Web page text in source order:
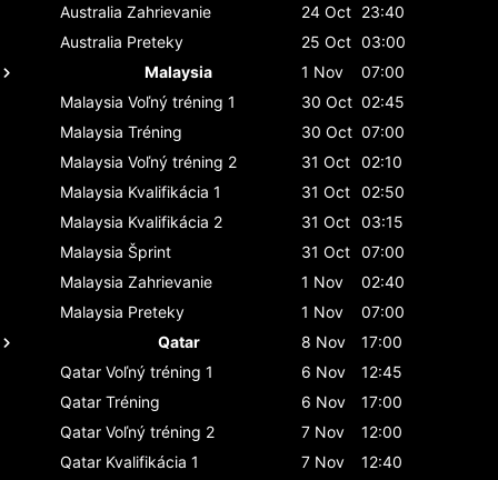
Australia Zahrievanie 24 Oct 23:40
Australia Preteky 25 Oct 03:00
Malaysia
1 Nov
07:00
Malaysia Voľný tréning 1 30 Oct 02:45
Malaysia Tréning 30 Oct 07:00
Malaysia Voľný tréning 2 31 Oct 02:10
Malaysia Kvalifikácia 1 31 Oct 02:50
Malaysia Kvalifikácia 2 31 Oct 03:15
Malaysia Šprint 31 Oct 07:00
Malaysia Zahrievanie 1 Nov
02:40
Malaysia Preteky 1 Nov
07:00
Qatar
8 Nov
17:00
Qatar Voľný tréning 1 6 Nov
12:45
Qatar Tréning 6 Nov
17:00
Qatar Voľný tréning 2 7 Nov
12:00
Qatar Kvalifikácia 1 7 Nov
12:40